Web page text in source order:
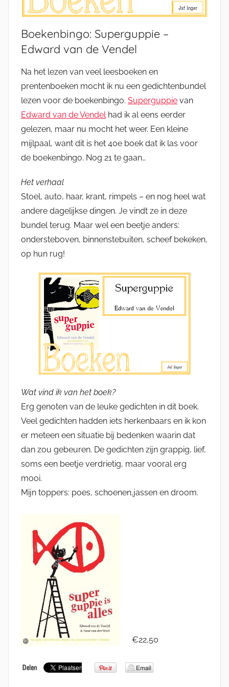
Boekenbingo: Superguppie –
Edward van de Vendel
Na het lezen van veel leesboeken en
prentenboeken mocht ik nu een gedichtenbundel
lezen voor de boekenbingo. Superguppie van
Edward van de Vendelhad ik al eens eerder
gelezen, maar nu mocht het weer. Een kleine
mijlpaal, want dit is het 40e boek dat ik las voor
de boekenbingo. Nog 21 te gaan…
Het verhaal
Stoel, auto, haar, krant, rimpels – en nog heel wat
andere dagelijkse dingen. Je vindt ze in deze
bundel terug. Maar wel een beetje anders:
ondersteboven, binnenstebuiten, scheef bekeken,
op hun rug!
Wat vind ik van het boek?
Erg genoten van de leuke gedichten in dit boek.
Veel gedichten hadden iets herkenbaars en ik kon
er meteen een situatie bij bedenken waarin dat
dan zou gebeuren. De gedichten zijn grappig, lief,
soms een beetje verdrietig, maar vooral erg
mooi.
Mijn toppers: poes, schoenen,jassen en droom.
€22,50